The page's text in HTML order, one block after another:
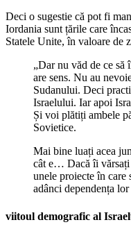
Deci o sugestie că pot fi
Iordania sunt țările care
Statele Unite, în valoare de
„Dar nu văd de ce
are sens. Nu au
Sudanului. Deci
Israelului. Iar apoi
Și voi plătiți ambele
Sovietice.
Mai bine luați acea
cât e… Dacă îi
unele proiecte în
adânci dependența
viitoul demografic al